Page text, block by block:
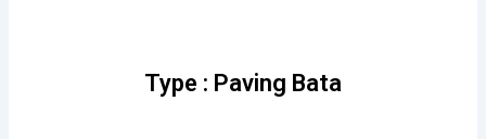
Type : Paving Bata